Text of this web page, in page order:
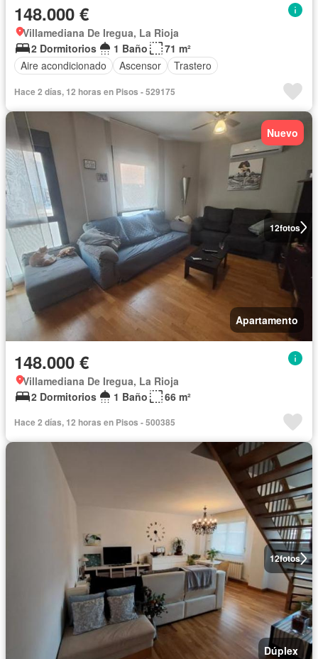
148.000 €
Villamediana De Iregua, La Rioja
2 Dormitorios
1 Baño
71 m²
Aire acondicionado
Ascensor Trastero
Hace 2 días, 12 horas en Pisos - 529175
12fotos
Nuevo
Apartamento
148.000 €
Villamediana De Iregua, La Rioja
2 Dormitorios
1 Baño 66 m²
Hace 2 días, 12 horas en Pisos - 500385
12fotos
Dúplex